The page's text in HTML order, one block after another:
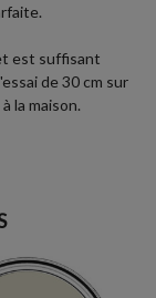
est suffisant
de 30 cm sur
la maison.